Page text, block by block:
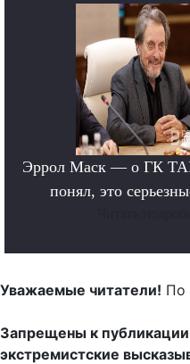
Эррол Маск — о ГК
понял, это
Уважаемые читатели! По
Запрещены к публикации
экстремистские